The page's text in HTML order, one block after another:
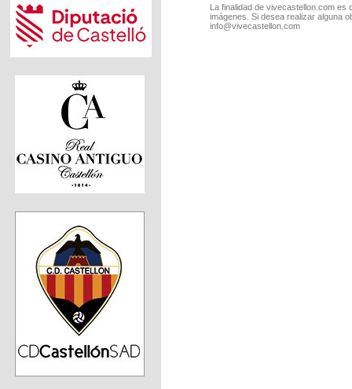
La finalidad de vivecastellon.com
imágenes. Si desea realizar alguna
info@vivecastellon.com